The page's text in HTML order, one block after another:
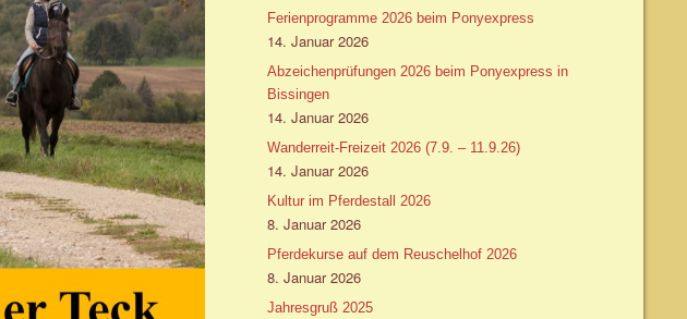
Ferienprogramme 2026 beim Ponyexpress
14. Januar 2026
Abzeichenprüfungen 2026 beim Ponyexpress in
Bissingen
14. Januar 2026
Wanderreit-Freizeit 2026 (7.9. – 11.9.26)
14. Januar 2026
Kultur im Pferdestall 2026
8. Januar 2026
Pferdekurse auf dem Reuschelhof 2026
8. Januar 2026
Jahresgruß 2025